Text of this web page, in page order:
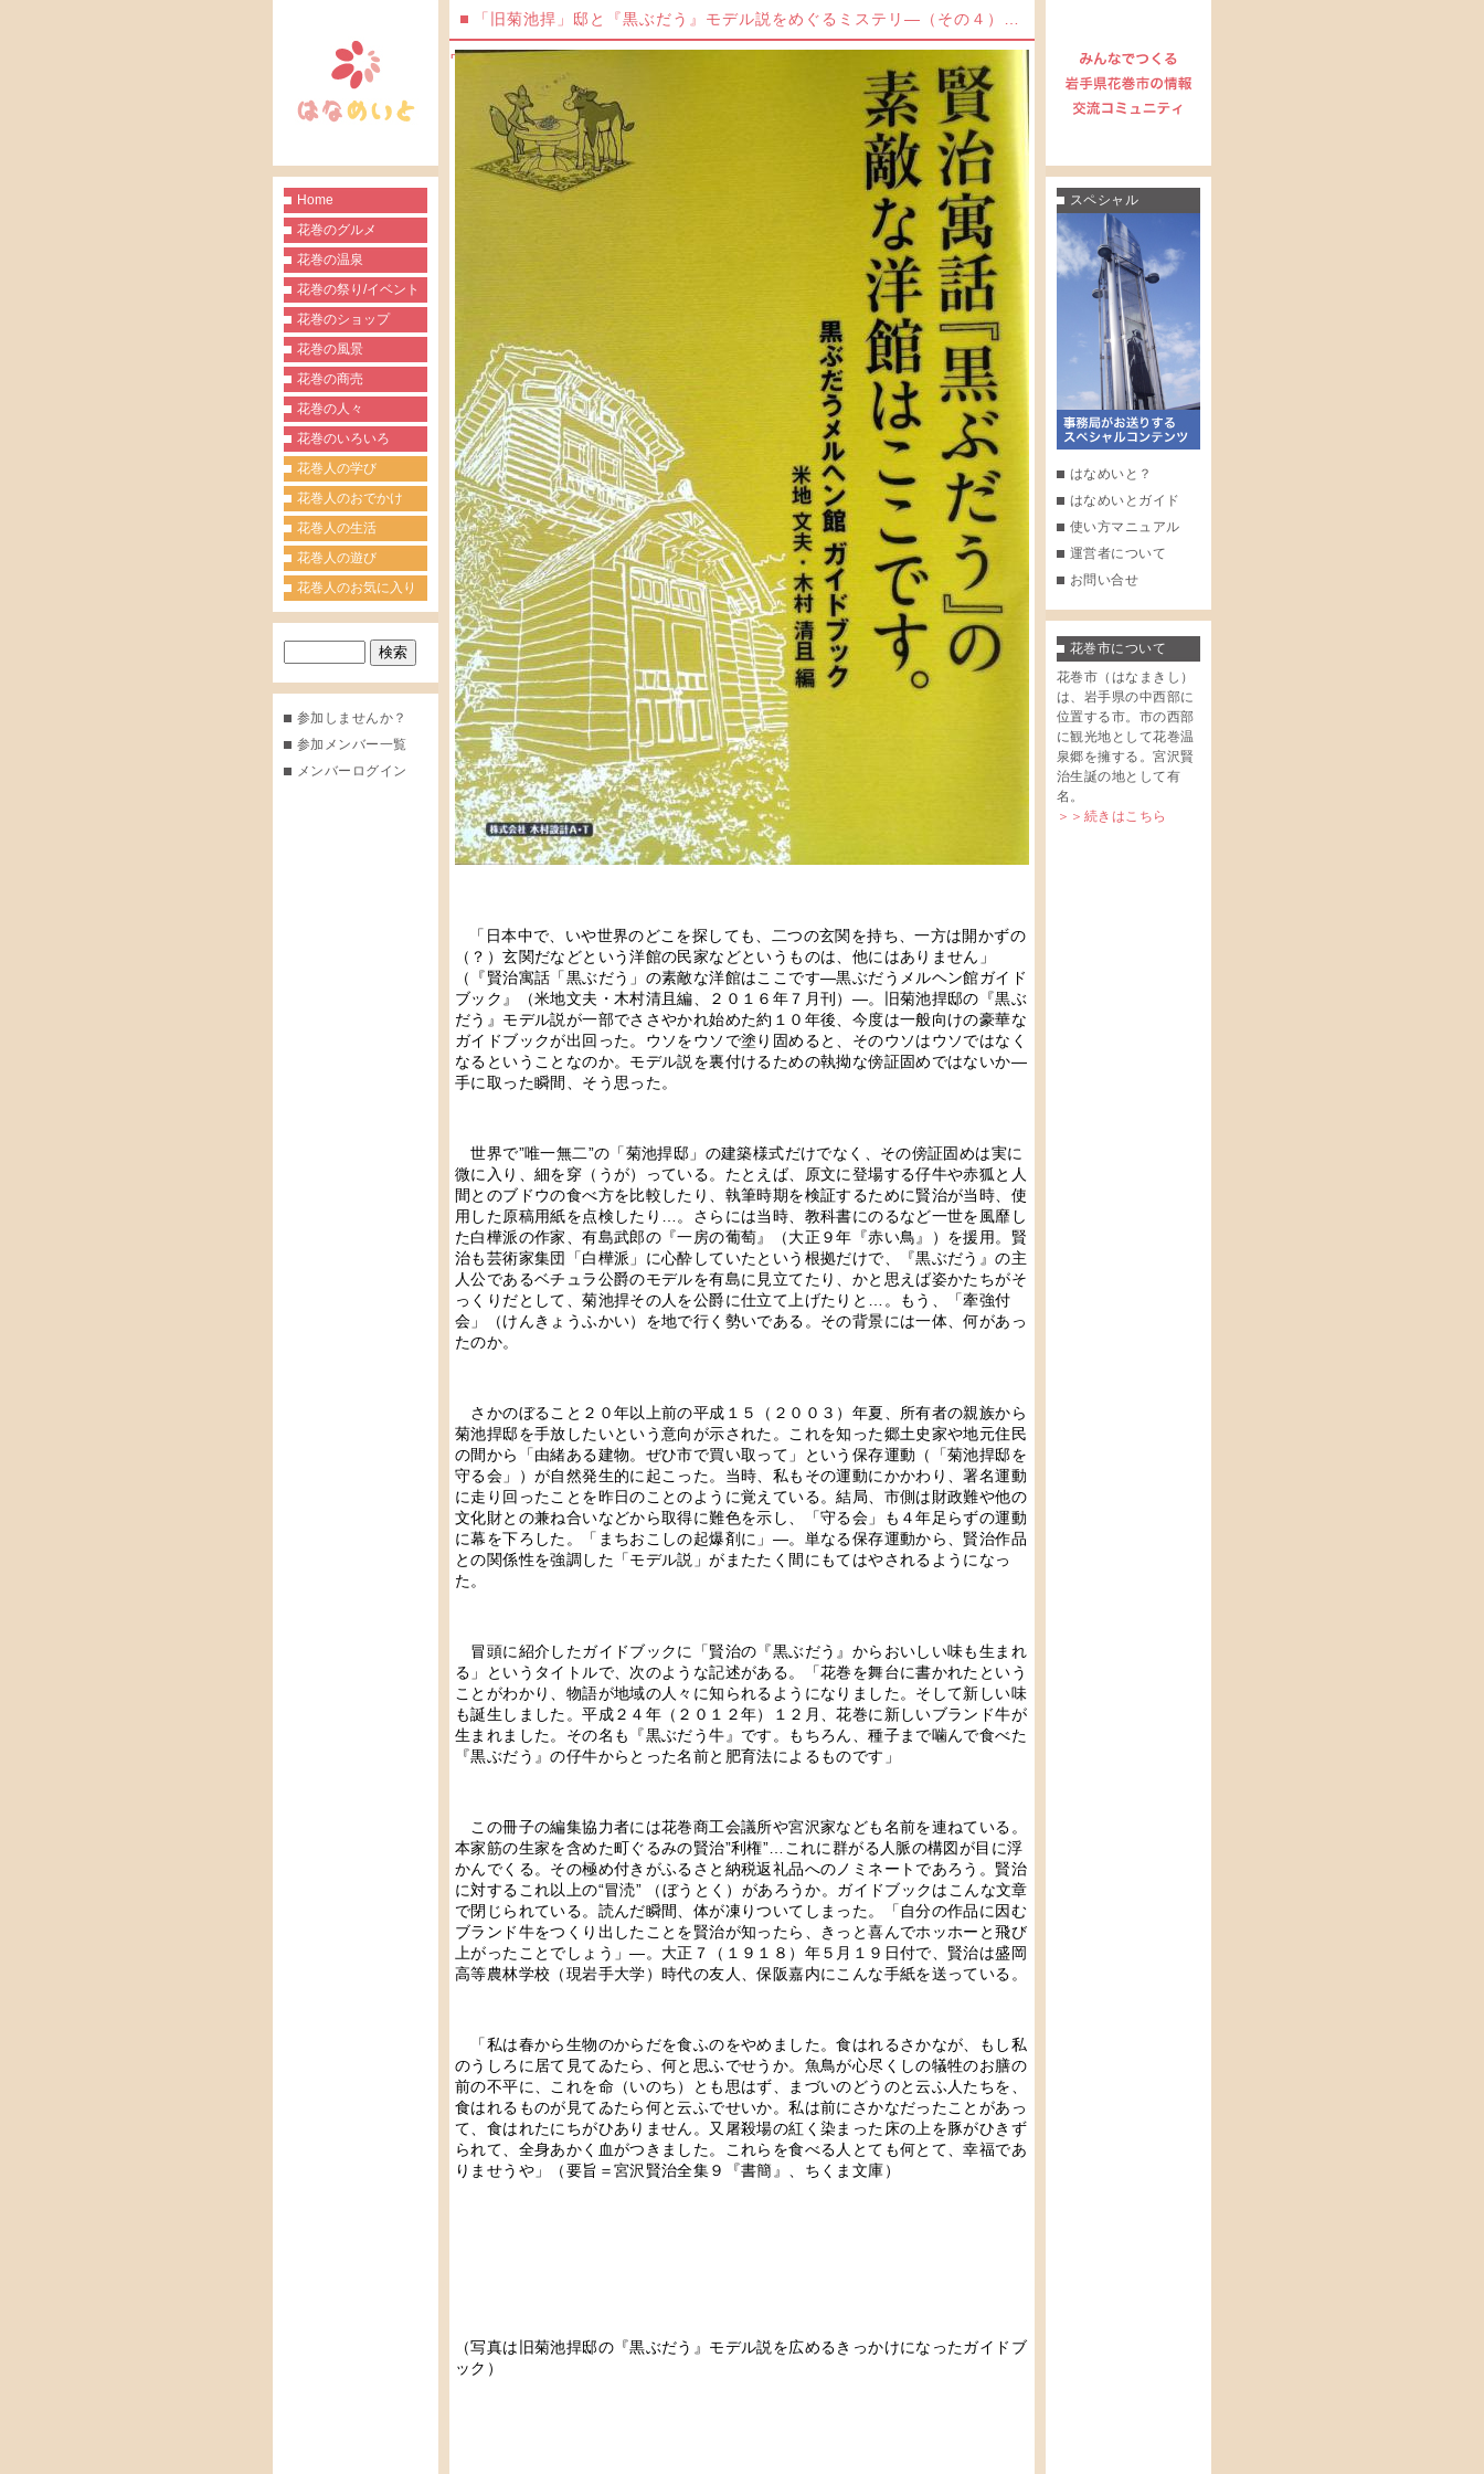
Home
花巻のグルメ
花巻の温泉
花巻の祭り/イベント
花巻のショップ
花巻の風景
花巻の商売
花巻の人々
花巻のいろいろ
花巻人の学び
花巻人のおでかけ
花巻人の生活
花巻人の遊び
花巻人のお気に入り
参加しませんか？
参加メンバー一覧
メンバーログイン
「旧菊池捍」邸と『黒ぶだう』モデル説をめぐるミステリ―（その４）…
ウソの上塗りと賢治“利権”！！？？
「日本中で、いや世界のどこを探しても、二つの玄関を持ち、一方は開かずの
（？）玄関だなどという洋館の民家などというものは、他にはありません」
（『賢治寓話「黒ぶだう」の素敵な洋館はここです―黒ぶだうメルヘン館ガイド
ブック』（米地文夫・木村清且編、２０１６年７月刊）―。旧菊池捍邸の『黒ぶ
だう』モデル説が一部でささやかれ始めた約１０年後、今度は一般向けの豪華な
ガイドブックが出回った。ウソをウソで塗り固めると、そのウソはウソではなく
なるということなのか。モデル説を裏付けるための執拗な傍証固めではないか―
手に取った瞬間、そう思った。
世界で”唯一無二”の「菊池捍邸」の建築様式だけでなく、その傍証固めは実に
微に入り、細を穿（うが）っている。たとえば、原文に登場する仔牛や赤狐と人
間とのブドウの食べ方を比較したり、執筆時期を検証するために賢治が当時、使
用した原稿用紙を点検したり…。さらには当時、教科書にのるなど一世を風靡し
た白樺派の作家、有島武郎の『一房の葡萄』（大正９年『赤い鳥』）を援用。賢
治も芸術家集団「白樺派」に心酔していたという根拠だけで、『黒ぶだう』の主
人公であるベチュラ公爵のモデルを有島に見立てたり、かと思えば姿かたちがそ
っくりだとして、菊池捍その人を公爵に仕立て上げたりと…。もう、「牽強付
会」（けんきょうふかい）を地で行く勢いである。その背景には一体、何があっ
たのか。
さかのぼること２０年以上前の平成１５（２００３）年夏、所有者の親族から
菊池捍邸を手放したいという意向が示された。これを知った郷土史家や地元住民
の間から「由緒ある建物。ぜひ市で買い取って」という保存運動（「菊池捍邸を
守る会」）が自然発生的に起こった。当時、私もその運動にかかわり、署名運動
に走り回ったことを昨日のことのように覚えている。結局、市側は財政難や他の
文化財との兼ね合いなどから取得に難色を示し、「守る会」も４年足らずの運動
に幕を下ろした。「まちおこしの起爆剤に」―。単なる保存運動から、賢治作品
との関係性を強調した「モデル説」がまたたく間にもてはやされるようになっ
た。
冒頭に紹介したガイドブックに「賢治の『黒ぶだう』からおいしい味も生まれ
る」というタイトルで、次のような記述がある。「花巻を舞台に書かれたという
ことがわかり、物語が地域の人々に知られるようになりました。そして新しい味
も誕生しました。平成２４年（２０１２年）１２月、花巻に新しいブランド牛が
生まれました。その名も『黒ぶだう牛』です。もちろん、種子まで噛んで食べた
『黒ぶだう』の仔牛からとった名前と肥育法によるものです」
この冊子の編集協力者には花巻商工会議所や宮沢家なども名前を連ねている。
本家筋の生家を含めた町ぐるみの賢治”利権”…これに群がる人脈の構図が目に浮
かんでくる。その極め付きがふるさと納税返礼品へのノミネートであろう。賢治
に対するこれ以上の“冒涜” （ぼうとく）があろうか。ガイドブックはこんな文章
で閉じられている。読んだ瞬間、体が凍りついてしまった。「自分の作品に因む
ブランド牛をつくり出したことを賢治が知ったら、きっと喜んでホッホーと飛び
上がったことでしょう」―。大正７（１９１８）年５月１９日付で、賢治は盛岡
高等農林学校（現岩手大学）時代の友人、保阪嘉内にこんな手紙を送っている。
「私は春から生物のからだを食ふのをやめました。食はれるさかなが、もし私
のうしろに居て見てゐたら、何と思ふでせうか。魚鳥が心尽くしの犠牲のお膳の
前の不平に、これを命（いのち）とも思はず、まづいのどうのと云ふ人たちを、
食はれるものが見てゐたら何と云ふでせいか。私は前にさかなだったことがあっ
て、食はれたにちがひありません。又屠殺場の紅く染まった床の上を豚がひきず
られて、全身あかく血がつきました。これらを食べる人とても何とて、幸福であ
りませうや」（要旨＝宮沢賢治全集９『書簡』、ちくま文庫）
（写真は旧菊池捍邸の『黒ぶだう』モデル説を広めるきっかけになったガイドブ
ック）
スペシャル
はなめいと？
はなめいとガイド
使い方マニュアル
運営者について
お問い合せ
花巻市について
花巻市（はなまきし）
は、岩手県の中西部に
位置する市。市の西部
に観光地として花巻温
泉郷を擁する。宮沢賢
治生誕の地として有
名。
＞＞続きはこちら